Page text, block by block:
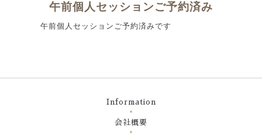
午前個人セッションご予約済み
午前個人セッションご予約済みです
Information
会社概要